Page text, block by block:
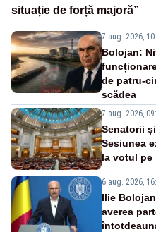
situație de forță majoră”
7 aug. 2026,
Bolojan:
de patru-
scădea
7 aug. 2026,
Senatorii
Sesiunea
la votul pe
6 aug. 2026,
Ilie
averea